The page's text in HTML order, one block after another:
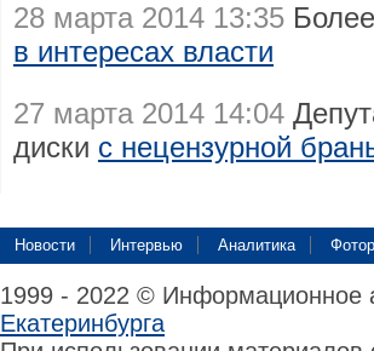
28 марта 2014 13:35
в интересах власти
27 марта 2014 14:04
диски с нецензурной
Новости Интервью Аналитика
1999 - 2022 © Информационное
Екатеринбурга